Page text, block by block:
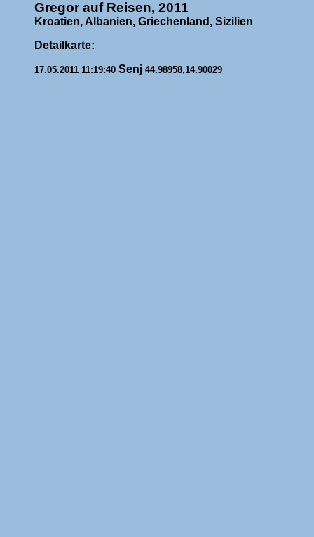
Gregor auf Reisen, 2011
Kroatien, Albanien, Griechenland, Sizilien
Detailkarte:
17.05.2011 11:19:40 Senj 44.98958,14.90029